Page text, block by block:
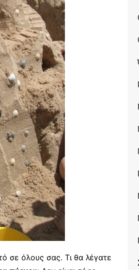
σε όλους σας. Τι θα λέγατε